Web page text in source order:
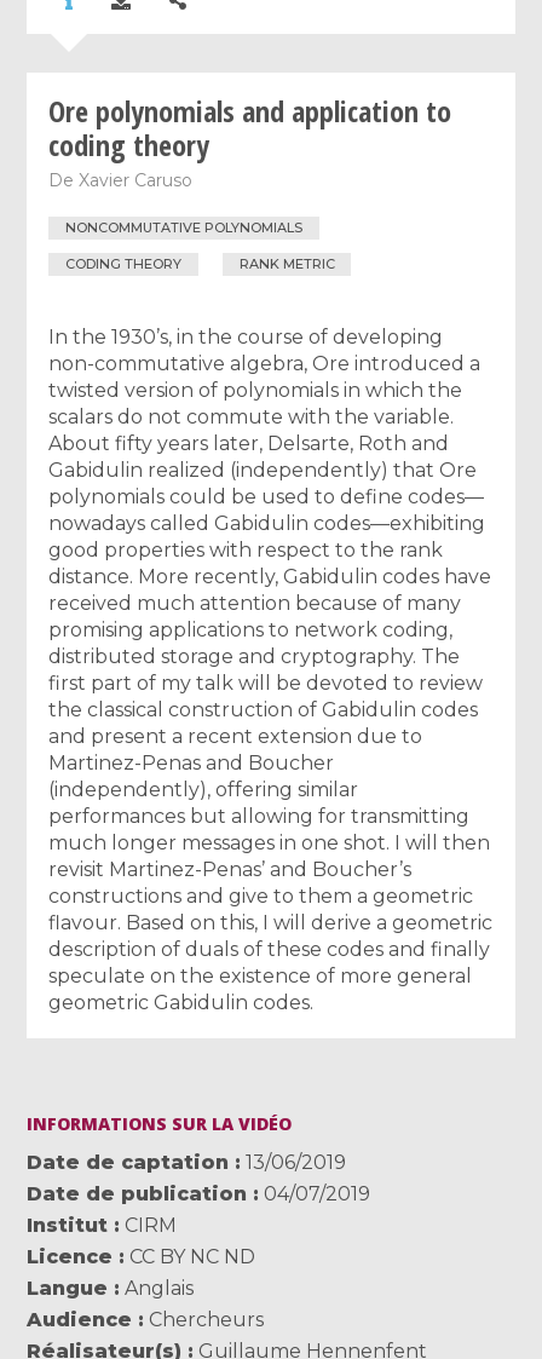
Ore polynomials and application to
coding theory
DeXavier Caruso
NONCOMMUTATIVE POLYNOMIALS
CODING THEORY RANK METRIC
In the 1930’s, in the course of developing
non-commutative algebra, Ore introduced a
twisted version of polynomials in which the
scalars do not commute with the variable.
About fifty years later, Delsarte, Roth and
Gabidulin realized (independently) that Ore
polynomials could be used to define codes—
nowadays called Gabidulin codes—exhibiting
good properties with respect to the rank
distance. More recently, Gabidulin codes have
received much attention because of many
promising applications to network coding,
distributed storage and cryptography. The
first part of my talk will be devoted to review
the classical construction of Gabidulin codes
and present a recent extension due to
Martinez-Penas and Boucher
(independently), offering similar
performances but allowing for transmitting
much longer messages in one shot. I will then
revisit Martinez-Penas’ and Boucher’s
constructions and give to them a geometric
flavour. Based on this, I will derive a geometric
description of duals of these codes and finally
speculate on the existence of more general
geometric Gabidulin codes.
INFORMATIONS SUR LA VIDÉO
Date de captation
13/06/2019
Date de publication
04/07/2019
Institut
CIRM
Licence
CC BY NC ND
Langue
Anglais
Audience
Chercheurs
Réalisateur(s)
Guillaume Hennenfent